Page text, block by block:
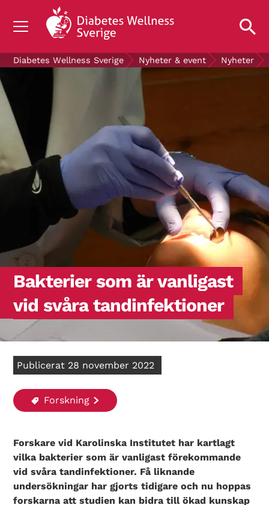
OM DIABETES
FORSKNING
NYHETER & EVENT
OM OSS
GRATIS DIABETESPRODUKTER
Blodsockerkollen
Diabetes Wellness Sverige Nyheter & event Nyheter
Bakterier som är vanligast
vid svåra tandinfektioner
Publicerat 28 november 2022
Forskning
Forskare vid Karolinska Institutet har kartlagt
vilka bakterier som är vanligast förekommande
vid svåra tandinfektioner. Få liknande
undersökningar har gjorts tidigare och nu hoppas
forskarna att studien kan bidra till ökad kunskap